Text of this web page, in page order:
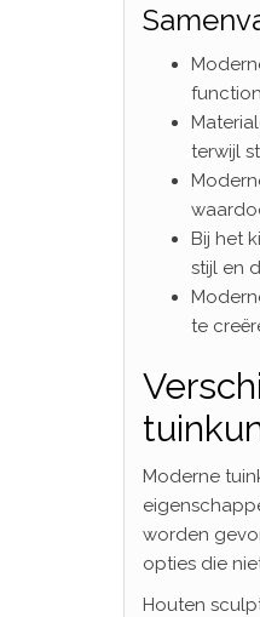
terwijl
Bij het
stijl en
te
Moderne
worden
opties die
Houten